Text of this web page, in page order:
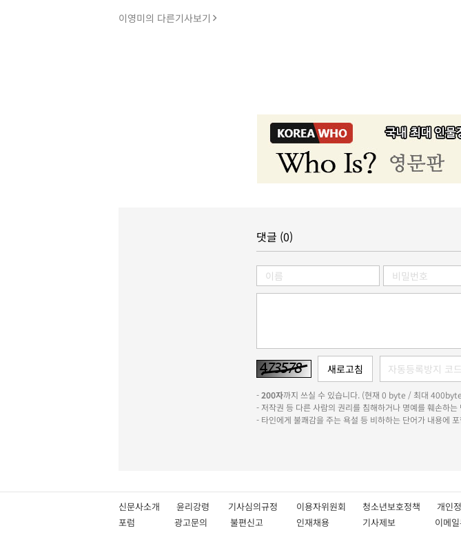
이영미의 다른기사보기
댓글 (0)
-200자까지 쓰실 수 있습니다. (현재 0 byte / 최대
- 저작권 등 다른 사람의 권리를 침해하거나 명예를 훼손하
- 타인에게 불쾌감을 주는 욕설 등 비하하는 단어가 내용에
신문사소개 윤리강령 기사심의규정 이용자위원회 청소년보호정책 개인
포럼
광고문의 불편신고 인재채용 기사제보 이메